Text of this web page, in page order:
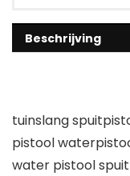
Beschrijving
tuinslang
pistool
water pistool